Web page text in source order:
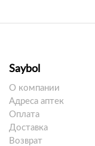
Saybol
О компании
Адреса аптек
Оплата
Доставка
Возврат